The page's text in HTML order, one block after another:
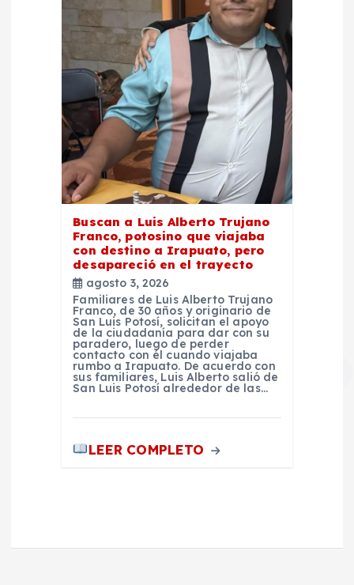
Buscan a Luis Alberto Trujano
Franco, potosino que viajaba
con destino a Irapuato, pero
desapareció en el trayecto
agosto 3, 2026
Familiares de Luis Alberto Trujano
Franco, de 30 años y originario de
San Luis Potosí, solicitan el apoyo
de la ciudadanía para dar con su
paradero, luego de perder
contacto con él cuando viajaba
rumbo a Irapuato. De acuerdo con
sus familiares, Luis Alberto salió de
San Luis Potosí alrededor de las…
LEER COMPLETO